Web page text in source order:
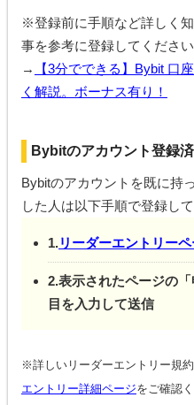
※登録前に手順など詳しく
事を参考に登録してください
→
【3分でできる】Bybit 口
く解説。ボーナス有り！
Bybitのアカウント登録
Bybitのアカウントを既に持
した人は以下手順で登録して
1.リーダーエントリー
2.表示されたページの
目を入力して送信
※詳しいリーダーエントリー規
エントリー詳細ページをご確認く